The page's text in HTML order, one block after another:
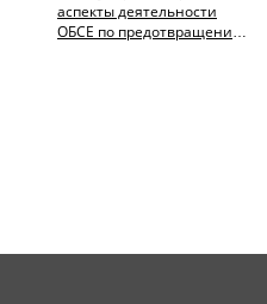
аспекты деятельности
ОБСЕ по предотвращению